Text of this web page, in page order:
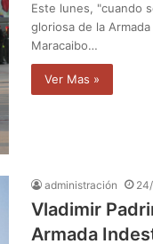
Este lunes, "cuando
gloriosa de la
Maracaibo…
Ver Mas »
administración
Vladimir
Armada